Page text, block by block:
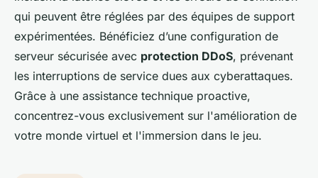
qui peuvent être réglées par des équipes de support
expérimentées. Bénéficiez d’une configuration de
serveur sécurisée avec protection DDoS, prévenant
les interruptions de service dues aux cyberattaques.
Grâce à une assistance technique proactive,
concentrez-vous exclusivement sur l'amélioration de
votre monde virtuel et l'immersion dans le jeu.